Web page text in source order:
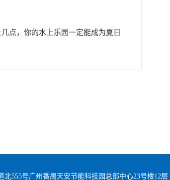
点，你的水上乐园一定能成为夏日
555号广州番禺天安节能科技园总部中心23号楼12层